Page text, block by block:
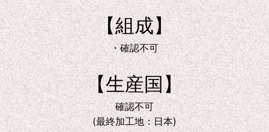
【組成】
・確認不可
【生産国】
確認不可
(最終加工地：日本)